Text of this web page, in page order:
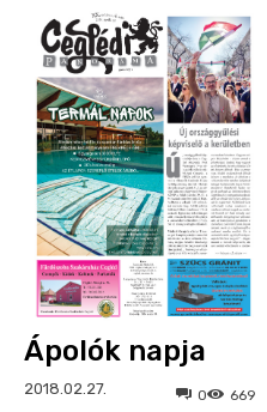
Ápolók napja
2018.02.27. 669
0